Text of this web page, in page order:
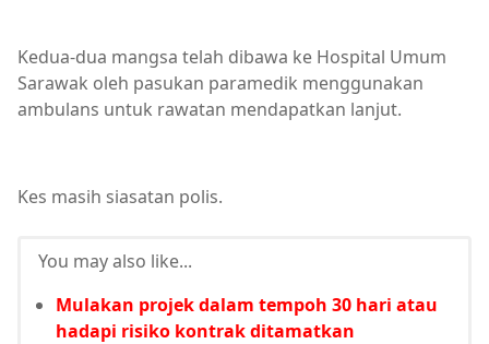
Kedua-dua mangsa telah dibawa ke Hospital Umum
Sarawak oleh pasukan paramedik menggunakan
ambulans untuk rawatan mendapatkan lanjut.
Kes masih siasatan polis.
You may also like...
Mulakan projek dalam tempoh 30 hari atau
hadapi risiko kontrak ditamatkan